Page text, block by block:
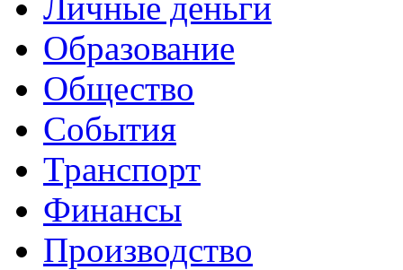
Образование
Общество
События
Транспорт
Финансы
Производство